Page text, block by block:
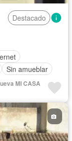
Destacado
Sin amueblar